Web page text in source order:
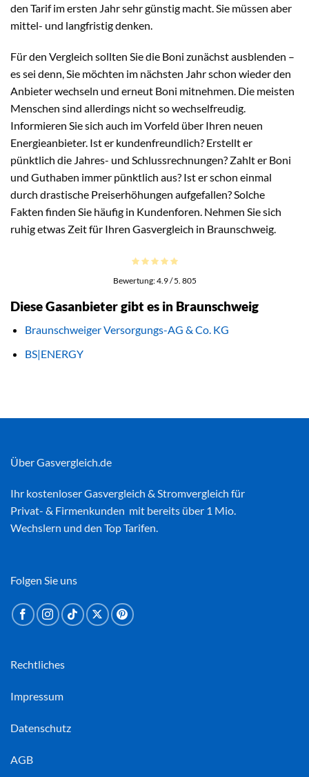
den Tarif im ersten Jahr sehr günstig macht. Sie müssen aber
mittel- und langfristig denken.
Für den Vergleich sollten Sie die Boni zunächst ausblenden –
es sei denn, Sie möchten im nächsten Jahr schon wieder den
Anbieter wechseln und erneut Boni mitnehmen. Die meisten
Menschen sind allerdings nicht so wechselfreudig.
Informieren Sie sich auch im Vorfeld über Ihren neuen
Energieanbieter. Ist er kundenfreundlich? Erstellt er
pünktlich die Jahres- und Schlussrechnungen? Zahlt er Boni
und Guthaben immer pünktlich aus? Ist er schon einmal
durch drastische Preiserhöhungen aufgefallen? Solche
Fakten finden Sie häufig in Kundenforen. Nehmen Sie sich
ruhig etwas Zeit für Ihren Gasvergleich in Braunschweig.
Bewertung:4.9/ 5. 805
Diese Gasanbieter gibt es in Braunschweig
Braunschweiger Versorgungs-AG & Co. KG
BS|ENERGY
Über Gasvergleich.de
Ihr kostenloserGasvergleich & Stromvergleich für
Privat- & Firmenkunden mit bereits über 1 Mio.
Wechslern und den Top Tarifen.
Rechtliches
Impressum
Datenschutz
AGB
Folgen Sie uns